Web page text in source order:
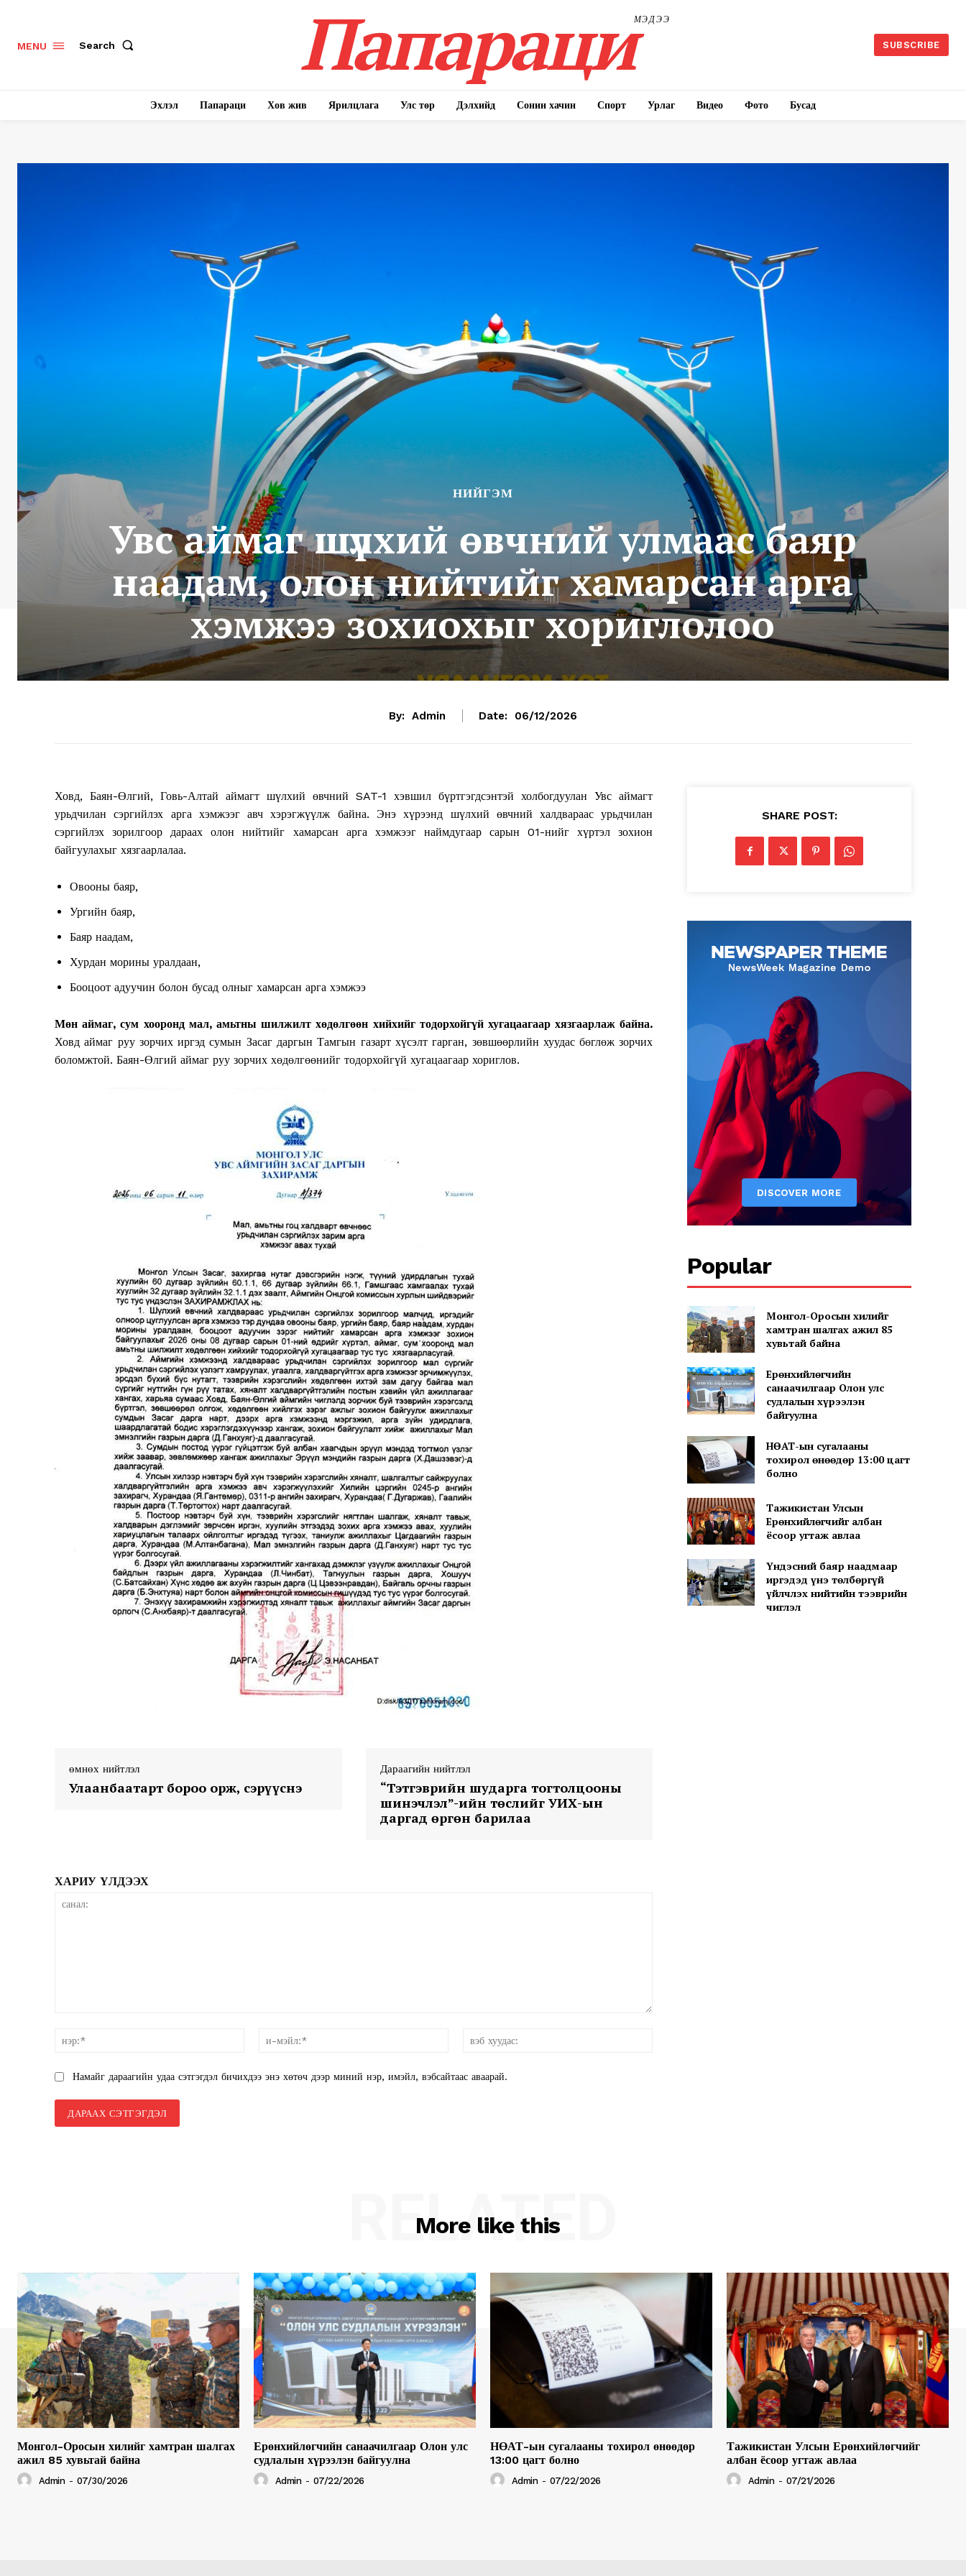
News Week
Magazine PRO
SUBSCRIBE NOW
Company
Contact us
Subscription Plans
My account
MENU Search ПапарациМЭДЭЭ
SUBSCRIBE
Эхлэл Папараци Хов жив Ярилцлага Улс төр Дэлхийд Сонин хачин Спорт Урлаг Видео Фото Бусад
НИЙГЭМ
Увс аймаг шүлхий өвчний улмаас баяр
наадам, олон нийтийг хамарсан арга
хэмжээ зохиохыг хориглолоо
By: Admin Date: 06/12/2026
Ховд, Баян-Өлгий, Говь-Алтай аймагт шүлхий өвчний SAT-1 хэвшил бүртгэгдсэнтэй холбогдуулан Увс аймагт
урьдчилан сэргийлэх арга хэмжээг авч хэрэгжүүлж байна. Энэ хүрээнд шүлхий өвчний халдвараас урьдчилан
сэргийлэх зорилгоор дараах олон нийтийг хамарсан арга хэмжээг наймдугаар сарын 01-нийг хүртэл зохион
байгуулахыг хязгаарлалаа.
Овооны баяр,
Ургийн баяр,
Баяр наадам,
Хурдан морины уралдаан,
Бооцоот адуучин болон бусад олныг хамарсан арга хэмжээ
Мөн аймаг, сум хооронд мал, амьтны шилжилт хөдөлгөөн хийхийг тодорхойгүй хугацаагаар хязгаарлаж байна.
Ховд аймаг руу зорчих иргэд сумын Засаг даргын Тамгын газарт хүсэлт гарган, зөвшөөрлийн хуудас бөглөж зорчих
боломжтой. Баян-Өлгий аймаг руу зорчих хөдөлгөөнийг тодорхойгүй хугацаагаар хориглов.
өмнөх нийтлэл
Улаанбаатарт бороо орж, сэрүүснэ
Дараагийн нийтлэл
“Тэтгэврийн шударга тогтолцооны
шинэчлэл”-ийн төслийг УИХ-ын
даргад өргөн барилаа
ХАРИУ ҮЛДЭЭХ
Намайг дараагийн удаа сэтгэгдэл бичихдээ энэ хөтөч дээр миний нэр, имэйл, вэбсайтаас аваарай.
SHARE POST:
Popular
Монгол-Оросын хилийг
хамтран шалгах ажил 85
хувьтай байна
Ерөнхийлөгчийн
санаачилгаар Олон улс
судлалын хүрээлэн
байгуулна
НӨАТ-ын сугалааны
тохирол өнөөдөр 13:00 цагт
болно
Тажикистан Улсын
Ерөнхийлөгчийг албан
ёсоор угтаж авлаа
Үндэсний баяр наадмаар
иргэдэд үнэ төлбөргүй
үйлчлэх нийтийн тээврийн
чиглэл
More like this
RELATED
Монгол-Оросын хилийг хамтран шалгах
ажил 85 хувьтай байна
Admin - 07/30/2026
Ерөнхийлөгчийн санаачилгаар Олон улс
судлалын хүрээлэн байгуулна
Admin - 07/22/2026
НӨАТ-ын сугалааны тохирол өнөөдөр
13:00 цагт болно
Admin - 07/22/2026
Тажикистан Улсын Ерөнхийлөгчийг
албан ёсоор угтаж авлаа
Admin - 07/21/2026